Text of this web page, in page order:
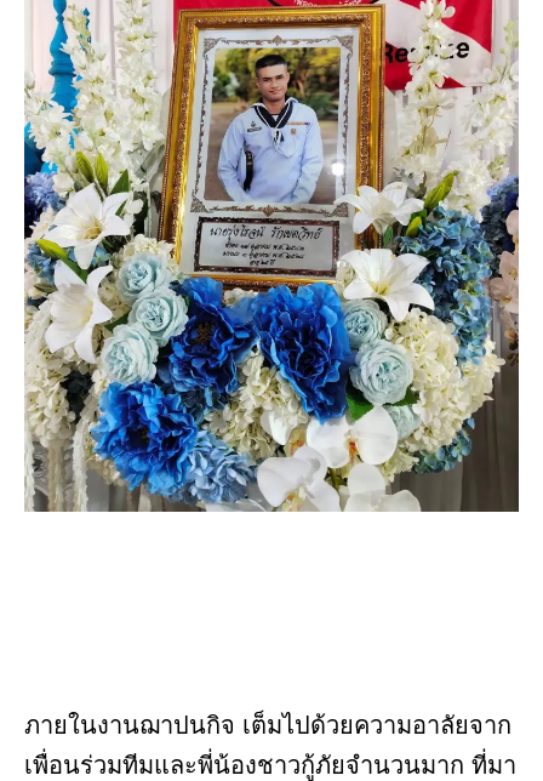
ภายในงานฌาปนกิจ เต็มไปด้วยความอาลัยจาก
เพื่อนร่วมทีมและพี่น้องชาวกู้ภัยจำนวนมาก ที่มา